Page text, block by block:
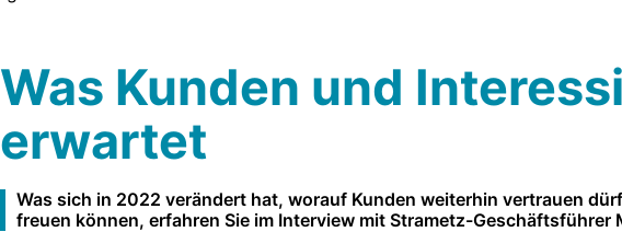
Was Kunden und
erwartet
Was sich in 2022 verändert hat, worauf Kunden weiterhin vertrauen
freuen können, erfahren Sie im Interview mit Strametz-Geschäftsführer